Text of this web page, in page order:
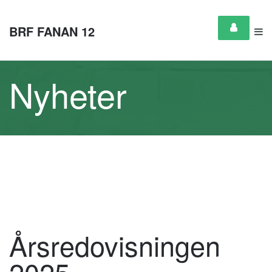
BRF FANAN 12
Nyheter
Årsredovisningen